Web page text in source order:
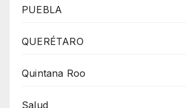
PUEBLA
QUERÉTARO
Quintana Roo
Salud